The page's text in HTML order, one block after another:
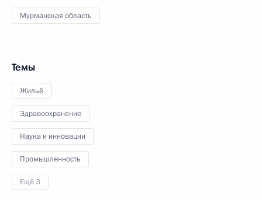
Мурманская область
Темы
Жильё
Здравоохранение
Наука и инновации
Промышленность
Ещё 3